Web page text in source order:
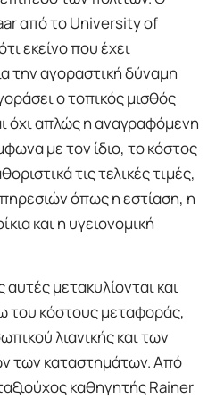
από το University of
εκείνο που έχει
την αγοραστική δύναμη
ο τοπικός μισθός
όχι απλώς η αναγραφόμενη
με τον ίδιο, το κόστος
τις τελικές τιμές,
όπως η εστίαση, η
και η υγειονομική
μετακυλίονται και
του κόστους μεταφοράς,
λιανικής και των
των καταστημάτων. Από
καθηγητής Rainer